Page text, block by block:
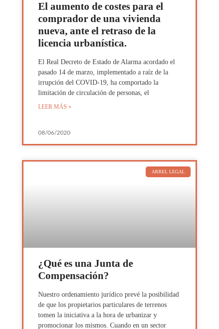
El aumento de costes para el
comprador de una vivienda
nueva, ante el retraso de la
licencia urbanística.
El Real Decreto de Estado de Alarma acordado el
pasado 14 de marzo, implementado a raíz de la
irrupción del COVID-19, ha comportado la
limitación de circulación de personas, el
LEER MÁS »
08/06/2020
ARREL LEGAL
¿Qué es una Junta de
Compensación?
Nuestro ordenamiento jurídico prevé la posibilidad
de que los propietarios particulares de terrenos
tomen la iniciativa a la hora de urbanizar y
promocionar los mismos. Cuando en un sector